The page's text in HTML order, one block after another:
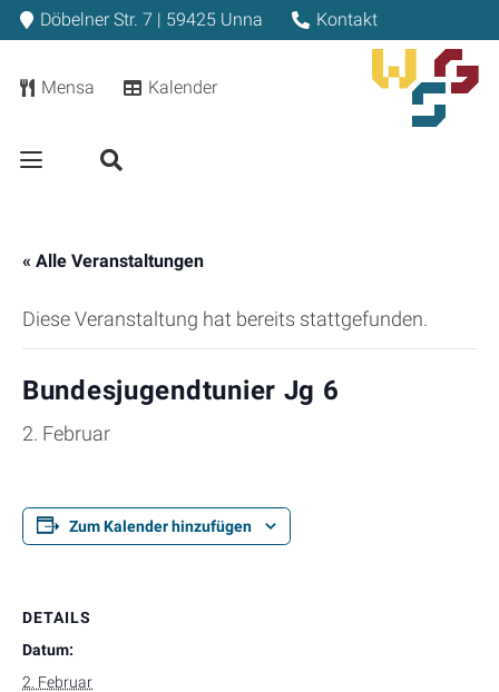
Döbelner Str. 7 | 59425 Unna Kontakt
Mensa Kalender
« Alle Veranstaltungen
Diese Veranstaltung hat bereits stattgefunden.
Bundesjugendtunier Jg 6
2. Februar
Zum Kalender hinzufügen
DETAILS
Datum:
2. Februar